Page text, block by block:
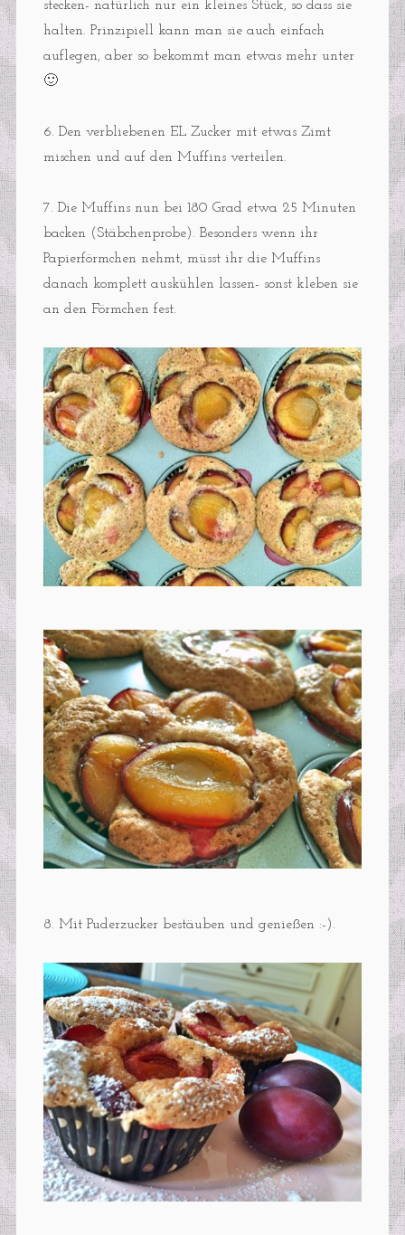
stecken- natürlich nur ein kleines Stück, so dass sie
halten. Prinzipiell kann man sie auch einfach
auflegen, aber so bekommt man etwas mehr unter
🙂
6. Den verbliebenen EL Zucker mit etwas Zimt
mischen und auf den Muffins verteilen.
7. Die Muffins nun bei 180 Grad etwa 25 Minuten
backen (Stäbchenprobe). Besonders wenn ihr
Papierförmchen nehmt, müsst ihr die Muffins
danach komplett auskühlen lassen- sonst kleben sie
an den Förmchen fest.
8. Mit Puderzucker bestäuben und genießen :-).